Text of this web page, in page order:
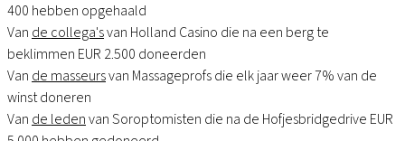
400 hebben opgehaald
Van de collega'svan Holland Casino die na een berg te
beklimmen EUR 2.500 doneerden
Van de masseursvan Massageprofs die elk jaar weer 7% van de
winst doneren
Van de ledenvan Soroptomisten die na de Hofjesbridgedrive EUR